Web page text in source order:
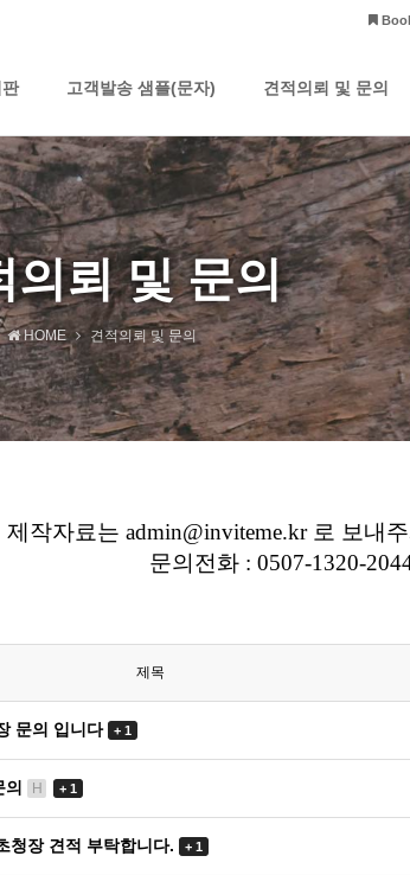
고객발송 샘플(문자) 견적의뢰 및 문의
의뢰 및 문의
HOME 견적의뢰 및 문의
제작자료는 admin@inviteme.kr 로 보내
문의전화 : 0507-1320-
제목
문의 입니다 + 1
H + 1
청장 견적 부탁합니다. + 1